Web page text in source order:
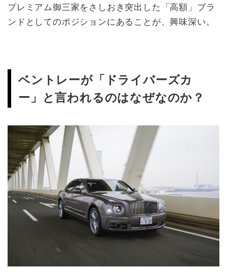
プレミアム御三家をさしおき突出した「高額」ブラ
ンドとしてのポジションにあることが、興味深い。
ベントレーが「ドライバーズカ
ー」と言われるのはなぜなのか？